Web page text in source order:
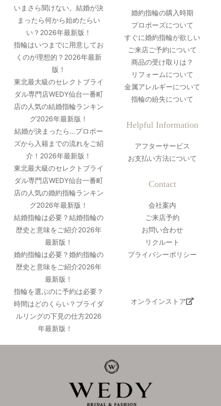
いまさら聞けない。結婚が決
まったら何から始めたらい
い？2026年最新版！
指輪はいつまでに用意してお
くのが理想的？2026年最新
版！
東北最大級のセレクトブライ
ダル専門店WEDY仙台一番町
店の人気の結婚指輪ランキン
グ2026年最新版！
結婚が決まったら…プロポー
ズから入籍までの流れをご紹
介！2026年最新版！
東北最大級のセレクトブライ
ダル専門店WEDY仙台一番町
店の人気の婚約指輪ランキン
グ2026年最新版！
結婚指輪は必要？結婚指輪の
歴史と意味をご紹介2026年
最新版！
婚約指輪は必要？婚約指輪の
歴史と意味をご紹介2026年
最新版！
指輪を選ぶのに予約は必要？
時間はどのくらい？ブライダ
ルリングの下見の仕方2026
年最新版！
婚約指輪の購入時期
プロポーズについて
すぐに婚約指輪が欲しい
ご来店ご予約について
商品の受け取りは？
リフォームについて
金属アレルギーについて
指輪の紛失について
Helpful Information
アフターサービス
お支払い方法について
Contact
会社案内
ご来店予約
お問い合わせ
リクルート
プライバシーポリシー
オンラインストア